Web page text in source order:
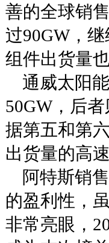
善的全球销
过90GW，
组件出货量
通威太阳
50GW，后
据第五和第
出货量的高
阿特斯销
的盈利性，
非常亮眼，